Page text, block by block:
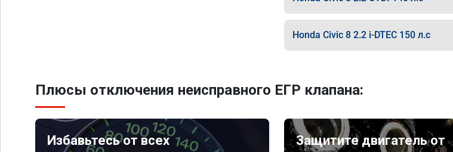
Honda Civic 8 2.2 i-DTEC 150 л.с
Плюсы отключения неисправного ЕГР клапана:
Избавьтесь от всех
Защитите двигатель от